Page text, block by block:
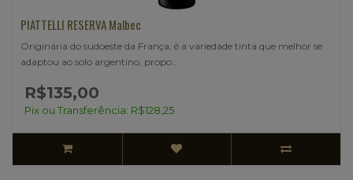
PIATTELLI RESERVA Malbec
Originária do sudoeste da França, é a variedade tinta que melhor se
adaptou ao solo argentino, propo..
R$135,00
Pix ou Transferência: R$128,25